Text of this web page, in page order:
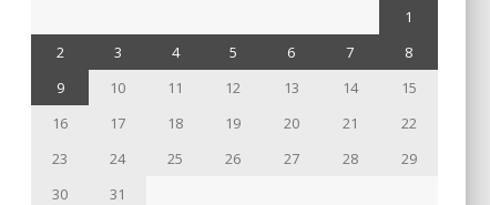
1
2
3 4 5 6 7
8
9
10 11 12 13 14
15
16
17 18 19 20 21
22
23
24 25 26 27 28
29
30
31